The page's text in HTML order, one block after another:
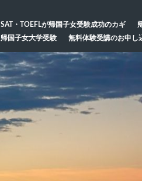
SAT・TOEFLが帰国子女受験成功のカギ
帰国子女大学受験
無料体験受講のお申し